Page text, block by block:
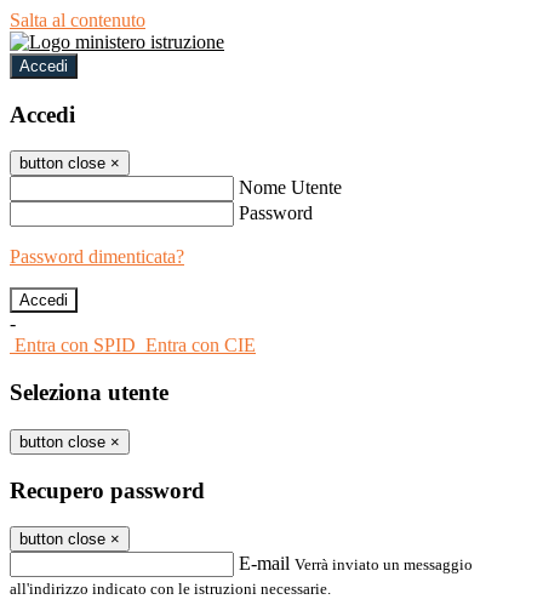
Salta al contenuto
Accedi
Accedi
button close ×
Nome Utente
Password
Password dimenticata?
-
Entra con SPID Entra con CIE
Seleziona utente
button close ×
Recupero password
button close ×
E-mail Verrà inviato un messaggio
all'indirizzo indicato con le istruzioni necessarie.